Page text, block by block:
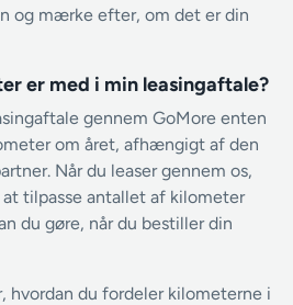
og mærke efter, om det er din
er med i min leasingaftale?
gennem GoMore enten
om året, afhængigt af den
Når du leaser gennem os,
tilpasse antallet af kilometer
du gøre, når du bestiller din
hvordan du fordeler kilometerne i